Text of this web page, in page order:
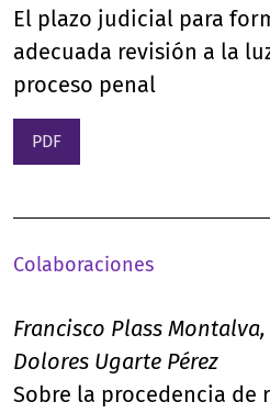
El plazo judicial para
adecuada revisión a la
proceso penal
PDF
Colaboraciones
Francisco Plass
Dolores Ugarte Pérez
Sobre la procedencia de